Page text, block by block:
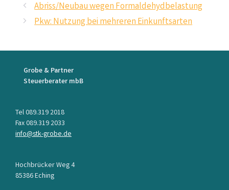
Abriss/Neubau wegen Formaldehydbelastung
Pkw: Nutzung bei mehreren Einkunftsarten
Grobe & Partner
Steuerberater mbB
Tel 089.319 2018
Fax 089.319 2033
info@stk-grobe.de
Hochbrücker Weg 4
85386 Eching